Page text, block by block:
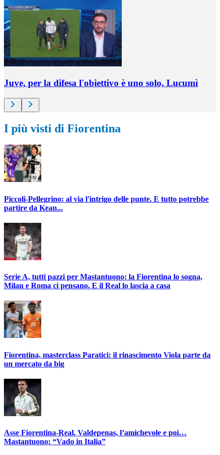
Juve, per la difesa l'obiettivo è uno solo, Lucumì
I più visti di Fiorentina
Piccoli-Pellegrino: al via l'intrigo delle punte. E tutto potrebbe
partire da Kean...
Serie A, tutti pazzi per Mastantuono: la Fiorentina lo sogna,
Milan e Roma ci pensano. E il Real lo lascia a casa
Fiorentina, masterclass Paratici: il rinascimento Viola parte da
un mercato da big
Asse Fiorentina-Real. Valdepenas, l’amichevole e poi…
Mastantuono: “Vado in Italia”